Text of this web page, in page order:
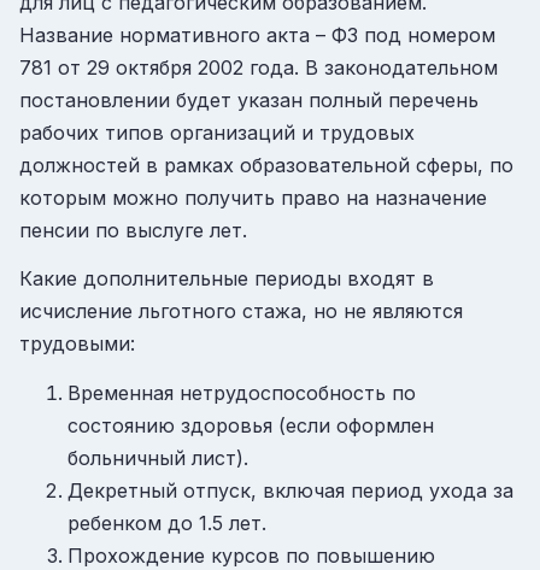
Название нормативного акта – ФЗ под номером
781 от 29 октября 2002 года. В законодательном
постановлении будет указан полный перечень
рабочих типов организаций и трудовых
должностей в рамках образовательной сферы, по
которым можно получить право на назначение
пенсии по выслуге лет.
Какие дополнительные периоды входят в
исчисление льготного стажа, но не являются
трудовыми:
Временная нетрудоспособность по
состоянию здоровья (если оформлен
больничный лист).
Декретный отпуск, включая период ухода за
ребенком до 1.5 лет.
Прохождение курсов по повышению